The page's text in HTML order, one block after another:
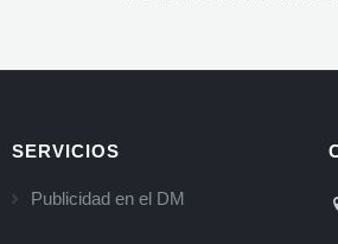
SERVICIOS
Publicidad en el DM